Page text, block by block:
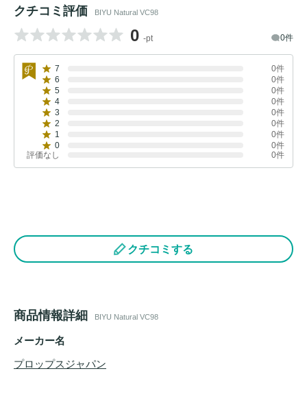
クチコミ評価 BIYU Natural VC98
0 -pt 0件
7
0件
6
0件
5
0件
4
0件
3
0件
2
0件
1
0件
0
0件
評価なし
0件
クチコミする
商品情報詳細 BIYU Natural VC98
メーカー名
プロップスジャパン